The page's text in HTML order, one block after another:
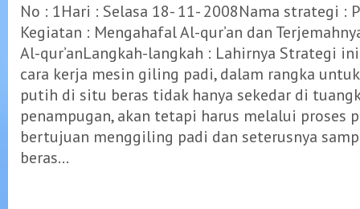
No : 1Hari : Selasa 18- 11- 2008Nama strategi :
Kegiatan : Mengahafal Al-qur’an dan
Al-qur’anLangkah-langkah : Lahirnya Strategi
cara kerja mesin giling padi, dalam rangka
putih di situ beras tidak hanya sekedar di
penampugan, akan tetapi harus melalui proses
bertujuan menggiling padi dan seterusnya
beras...